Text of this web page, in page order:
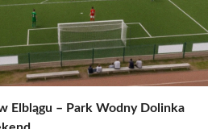
Elblągu – Park Wodny Dolinka